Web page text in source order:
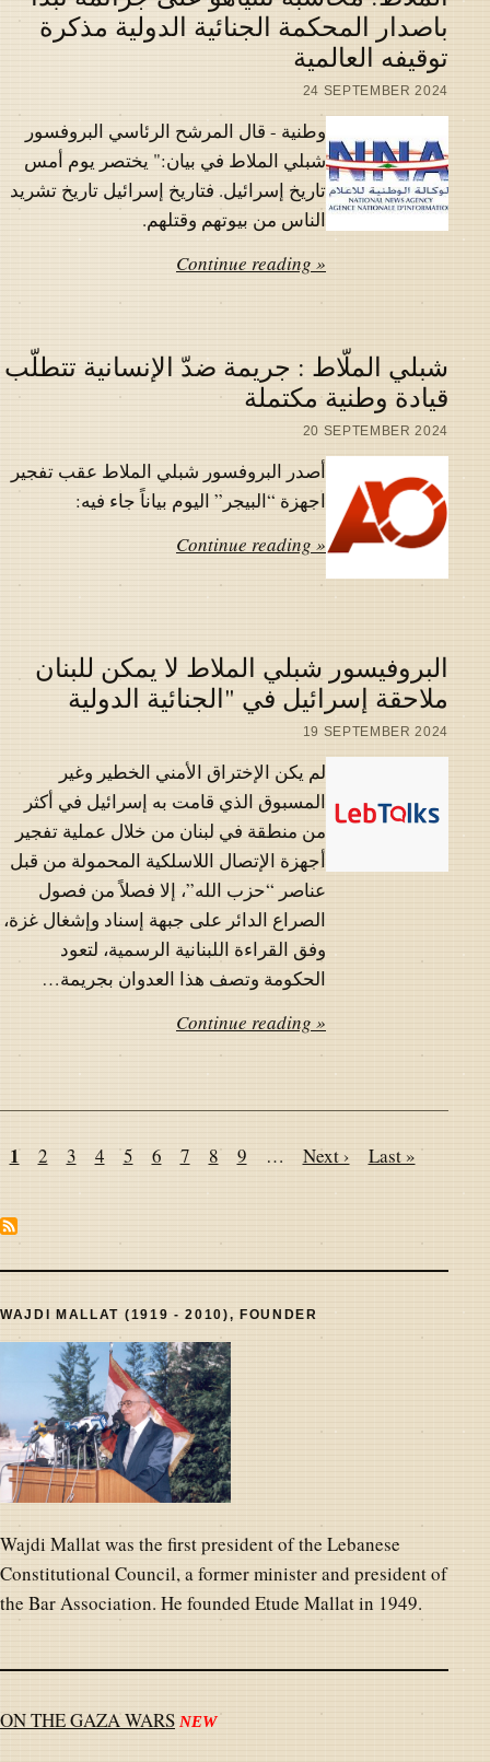
باصدار المحكمة الجنائية الدولية مذكرة
توقيفه العالمية
24 SEPTEMBER 2024
وطنية - قال المرشح الرئاسي البروفسور
شبلي الملاط في بيان:" يختصر يوم أمس
تاريخ إسرائيل. فتاريخ إسرائيل تاريخ تشريد
الناس من بيوتهم وقتلهم.
Continue reading »
شبلي الملّاط : جريمة ضدّ الإنسانية تتطلّب
قيادة وطنية مكتملة
20 SEPTEMBER 2024
أصدر البروفسور شبلي الملاط عقب تفجير
اجهزة “البيجر” اليوم بياناً جاء فيه:
Continue reading »
البروفيسور شبلي الملاط لا يمكن للبنان
ملاحقة إسرائيل في "الجنائية الدولية
19 SEPTEMBER 2024
لم يكن الإختراق الأمني الخطير وغير
المسبوق الذي قامت به إسرائيل في أكثر
من منطقة في لبنان من خلال عملية تفجير
أجهزة الإتصال اللاسلكية المحمولة من قبل
عناصر “حزب الله”، إلا فصلاً من فصول
الصراع الدائر على جبهة إسناد وإشغال غزة،
وفق القراءة اللبنانية الرسمية، لتعود
الحكومة وتصف هذا العدوان بجريمة…
Continue reading »
Pagination
Page
1 Page
2 Page
3 Page
4 Page
5 Page
6 Page
7 Page
8 Page
9 …
Next
Next ›
Last
Last »
WAJDI MALLAT (1919 - 2010), FOUNDER
Wajdi Mallat was the first president of the Lebanese
Constitutional Council, a former minister and president of
the Bar Association. He founded Etude Mallat in 1949.
ON THE GAZA WARS NEW